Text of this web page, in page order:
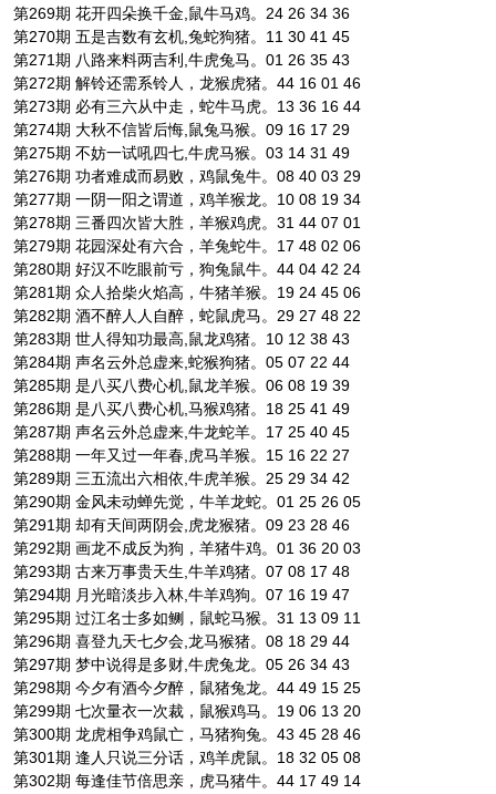
第269期 花开四朵换千金,鼠牛马鸡。24 26 34 36
第270期 五是吉数有玄机,兔蛇狗猪。11 30 41 45
第271期 八路来料两吉利,牛虎兔马。01 26 35 43
第272期 解铃还需系铃人，龙猴虎猪。44 16 01 46
第273期 必有三六从中走，蛇牛马虎。13 36 16 44
第274期 大秋不信皆后悔,鼠兔马猴。09 16 17 29
第275期 不妨一试吼四七,牛虎马猴。03 14 31 49
第276期 功者难成而易败，鸡鼠兔牛。08 40 03 29
第277期 一阴一阳之谓道，鸡羊猴龙。10 08 19 34
第278期 三番四次皆大胜，羊猴鸡虎。31 44 07 01
第279期 花园深处有六合，羊兔蛇牛。17 48 02 06
第280期 好汉不吃眼前亏，狗兔鼠牛。44 04 42 24
第281期 众人拾柴火焰高，牛猪羊猴。19 24 45 06
第282期 酒不醉人人自醉，蛇鼠虎马。29 27 48 22
第283期 世人得知功最高,鼠龙鸡猪。10 12 38 43
第284期 声名云外总虚来,蛇猴狗猪。05 07 22 44
第285期 是八买八费心机,鼠龙羊猴。06 08 19 39
第286期 是八买八费心机,马猴鸡猪。18 25 41 49
第287期 声名云外总虚来,牛龙蛇羊。17 25 40 45
第288期 一年又过一年春,虎马羊猴。15 16 22 27
第289期 三五流出六相依,牛虎羊猴。25 29 34 42
第290期 金风未动蝉先觉，牛羊龙蛇。01 25 26 05
第291期 却有天间两阴会,虎龙猴猪。09 23 28 46
第292期 画龙不成反为狗，羊猪牛鸡。01 36 20 03
第293期 古来万事贵天生,牛羊鸡猪。07 08 17 48
第294期 月光暗淡步入林,牛羊鸡狗。07 16 19 47
第295期 过江名士多如鲗，鼠蛇马猴。31 13 09 11
第296期 喜登九天七夕会,龙马猴猪。08 18 29 44
第297期 梦中说得是多财,牛虎兔龙。05 26 34 43
第298期 今夕有酒今夕醉，鼠猪兔龙。44 49 15 25
第299期 七次量衣一次裁，鼠猴鸡马。19 06 13 20
第300期 龙虎相争鸡鼠亡，马猪狗兔。43 45 28 46
第301期 逢人只说三分话，鸡羊虎鼠。18 32 05 08
第302期 每逢佳节倍思亲，虎马猪牛。44 17 49 14